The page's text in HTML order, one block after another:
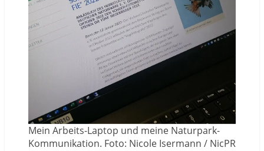
Mein Arbeits-Laptop und meine Naturpark-
Kommunikation. Foto: Nicole Isermann / NicPR